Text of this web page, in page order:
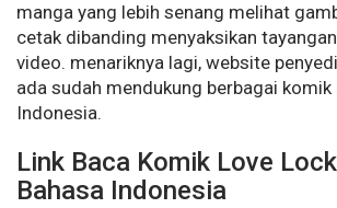
manga yang lebih senang melihat
cetak dibanding menyaksikan
video. menariknya lagi, website
ada sudah mendukung berbagai komik
Indonesia.
Link Baca Komik Love
Bahasa Indonesia